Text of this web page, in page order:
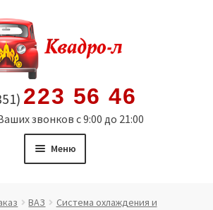
223 56 46
звонков с 9:00 до 21:00
Меню
ВАЗ
Система охлаждения и